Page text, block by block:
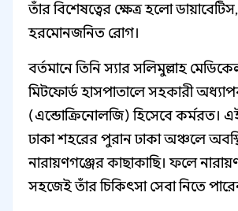
তাঁর বিশেষত্বের ক্ষেত্র হলো
হরমোনজনিত রোগ।
বর্তমানে তিনি স্যার সলিমুল্লাহ
মিটফোর্ড হাসপাতালে সহকারী
(এন্ডোক্রিনোলজি) হিসেবে কর্মরত।
ঢাকা শহরের পুরান ঢাকা অঞ্চলে
নারায়ণগঞ্জের কাছাকাছি। ফলে
সহজেই তাঁর চিকিৎসা সেবা নিতে